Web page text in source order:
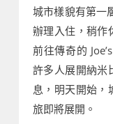
城市樣貌有第一
辦理入住，稍作
前往傳奇的
許多人展開納米
息，明天開始，
旅即將展開。